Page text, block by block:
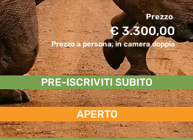
Prezzo
€ 3.300,00
Prezzo a persona, in camera doppia
PRE-ISCRIVITI SUBITO
APERTO